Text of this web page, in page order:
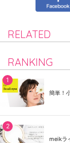
RELATED
RANKING
簡単！
meikラ